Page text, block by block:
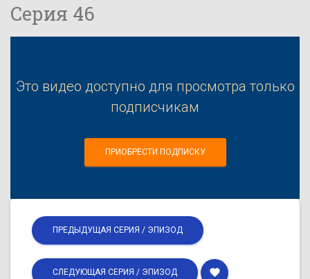
Серия 46
Это видео доступно для просмотра только
подписчикам
ПРИОБРЕСТИ ПОДПИСКУ
ПРЕДЫДУЩАЯ СЕРИЯ / ЭПИЗОД
СЛЕДУЮЩАЯ СЕРИЯ / ЭПИЗОД favorite